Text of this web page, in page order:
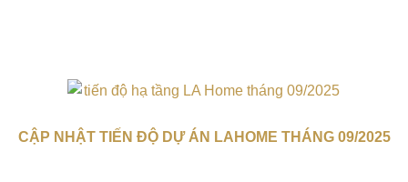
CẬP NHẬT TIẾN ĐỘ DỰ ÁN LAHOME THÁNG 09/2025